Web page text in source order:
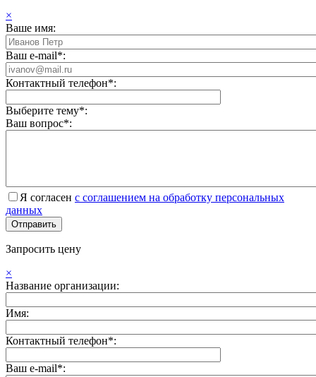
×
Ваше имя:
Ваш e-mail*:
Контактный телефон*:
Выберите тему*:
Ваш вопрос*:
Я согласен с соглашением на обработку персональных
данных
Запросить цену
×
Название организации:
Имя:
Контактный телефон*:
Ваш e-mail*: